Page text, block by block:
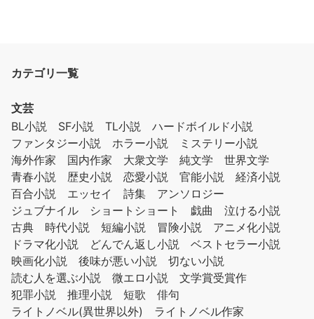
カテゴリ一覧
文芸
BL小説
SF小説 TL小説
ハードボイルド小説
ファンタジー小説
ホラー小説
ミステリー小説
海外作家
国内作家 大衆文学 純文学
世界文学
青春小説
歴史小説 恋愛小説 官能小説
経済小説
百合小説
エッセイ 詩集
アンソロジー
ジュブナイル
ショートショート 戯曲
泣ける小説
古典
時代小説 短編小説 冒険小説
アニメ化小説
ドラマ化小説
どんでん返し小説
ベストセラー小説
映画化小説
後味が悪い小説
切ない小説
読む人を選ぶ小説
微エロ小説
文学賞受賞作
犯罪小説
推理小説 短歌
俳句
ライトノベル(異世界以外)
ライトノベル作家